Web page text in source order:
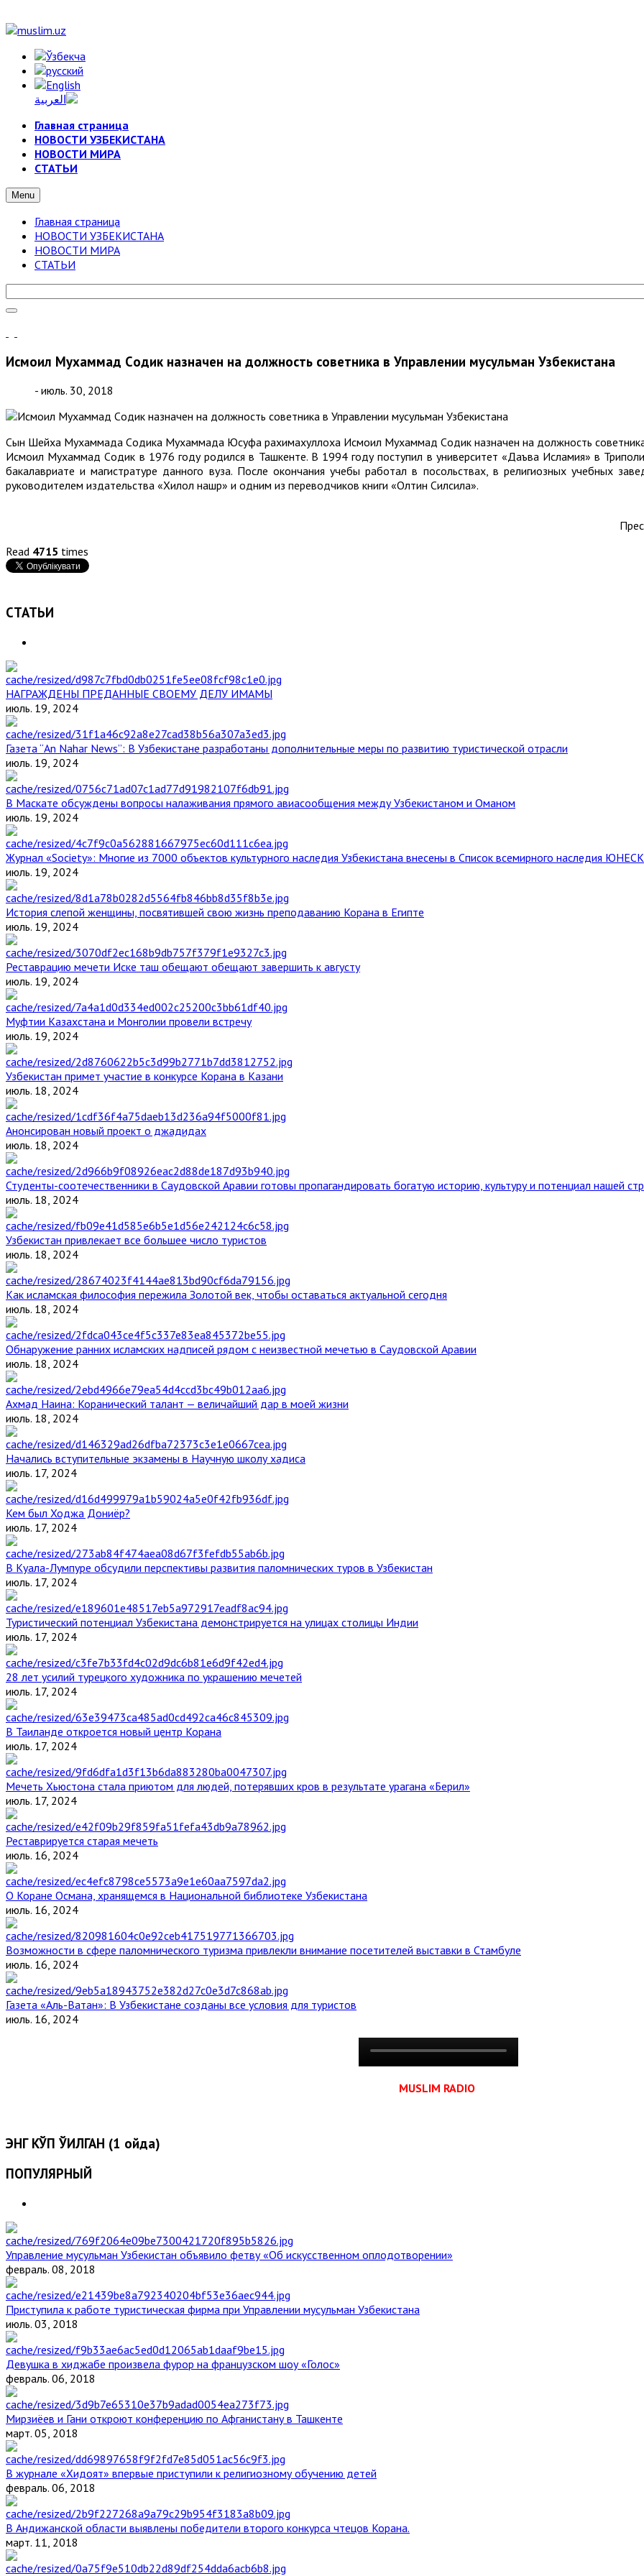
Главная страница
НОВОСТИ УЗБЕКИСТАНА
НОВОСТИ МИРА
СТАТЬИ
Menu
Главная страница
НОВОСТИ УЗБЕКИСТАНА
НОВОСТИ МИРА
СТАТЬИ
Исмоил Мухаммад Cодик назначен на должность советника в Управлении мусульман Узбекистана
- июль. 30, 2018
Сын Шейха Мухаммада Cодика Мухаммада Юсуфа рахимахуллоха Исмоил Мухаммад Cодик назначен на должность советника
Исмоил Мухаммад Cодик в 1976 году родился в Ташкенте. В 1994 году поступил в университет «Даъва Исламия» в
бакалавриате и магистратуре данного вуза. После окончания учебы работал в посольствах, в религиозных учебных
руководителем издательства «Хилол нашр» и одним из переводчиков книги «Олтин Силсила».
Read 4715 times
СТАТЬИ
НАГРАЖДЕНЫ ПРЕДАННЫЕ СВОЕМУ ДЕЛУ ИМАМЫ
июль. 19, 2024
Газета “An Nahar News”: В Узбекистане разработаны дополнительные меры по развитию туристической отрасли
июль. 19, 2024
В Маскате обсуждены вопросы налаживания прямого авиасообщения между Узбекистаном и Оманом
июль. 19, 2024
Журнал «Society»: Многие из 7000 объектов культурного наследия Узбекистана внесены в Список всемирного наследия
июль. 19, 2024
История слепой женщины, посвятившей свою жизнь преподаванию Корана в Египте
июль. 19, 2024
Реставрацию мечети Иске таш обещают обещают завершить к августу
июль. 19, 2024
Муфтии Казахстана и Монголии провели встречу
июль. 19, 2024
Узбекистан примет участие в конкурсе Корана в Казани
июль. 18, 2024
Анонсирован новый проект о джадидах
июль. 18, 2024
Студенты-соотечественники в Саудовской Аравии готовы пропагандировать богатую историю, культуру и потенциал нашей
июль. 18, 2024
Узбекистан привлекает все большее число туристов
июль. 18, 2024
Как исламская философия пережила Золотой век, чтобы оставаться актуальной сегодня
июль. 18, 2024
Обнаружение ранних исламских надписей рядом с неизвестной мечетью в Саудовской Аравии
июль. 18, 2024
Ахмад Наина: Коранический талант — величайший дар в моей жизни
июль. 18, 2024
Начались вступительные экзамены в Научную школу хадиса
июль. 17, 2024
Кем был Ходжа Дониёр?
июль. 17, 2024
В Куала-Лумпуре обсудили перспективы развития паломнических туров в Узбекистан
июль. 17, 2024
Туристический потенциал Узбекистана демонстрируется на улицах столицы Индии
июль. 17, 2024
28 лет усилий турецкого художника по украшению мечетей
июль. 17, 2024
В Таиланде откроется новый центр Корана
июль. 17, 2024
Мечеть Хьюстона стала приютом для людей, потерявших кров в результате урагана «Берил»
июль. 17, 2024
Реставрируется старая мечеть
июль. 16, 2024
О Коране Османа, хранящемся в Национальной библиотеке Узбекистана
июль. 16, 2024
Возможности в сфере паломнического туризма привлекли внимание посетителей выставки в Стамбуле
июль. 16, 2024
Газета «Аль-Ватан»: В Узбекистане созданы все условия для туристов
июль. 16, 2024
MUSLIM RADIO
ЭНГ КЎП ЎҚИЛГАН (1 ойда)
ПОПУЛЯРНЫЙ
Управление мусульман Узбекистан объявило фетву «Об искусственном оплодотворении»
февраль. 08, 2018
Приступила к работе туристическая фирма при Управлении мусульман Узбекистана
июль. 03, 2018
Девушка в хиджабе произвела фурор на французском шоу «Голос»
февраль. 06, 2018
Мирзиёев и Гани откроют конференцию по Афганистану в Ташкенте
март. 05, 2018
В журнале «Хидоят» впервые приступили к религиозному обучению детей
февраль. 06, 2018
В Андижанской области выявлены победители второго конкурса чтецов Корана.
март. 11, 2018